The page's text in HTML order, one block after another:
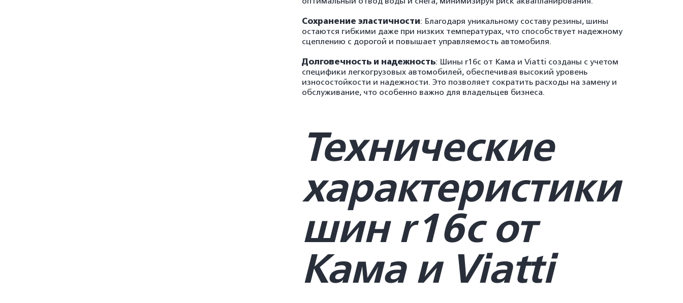
Сохранение эластичности: Благодаря уникальному составу резины, шины
остаются гибкими даже при низких температурах, что способствует надежному
сцеплению с дорогой и повышает управляемость автомобиля.
Долговечность и надежность: Шины r16с от Кама и Viatti созданы с учетом
специфики легкогрузовых автомобилей, обеспечивая высокий уровень
износостойкости и надежности. Это позволяет сократить расходы на замену и
обслуживание, что особенно важно для владельцев бизнеса.
Технические
характеристики
шин r16с от
Кама и Viatti